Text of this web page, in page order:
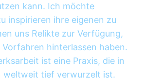
kann. Ich möchte
inspirieren ihre eigenen zu
uns Relikte zur Verfügung,
hinterlassen haben.
ist eine Praxis, die in
weltweit tief verwurzelt ist.